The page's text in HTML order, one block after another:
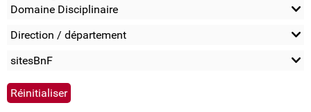
Domaine Disciplinaire
Direction / département
sitesBnF